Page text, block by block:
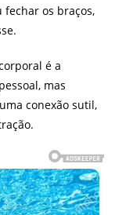
fechar os braços,
é a
mas
conexão sutil,